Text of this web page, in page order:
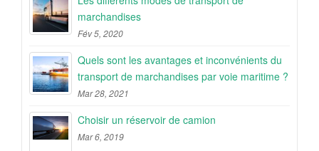
marchandises
Fév 5, 2020
Quels sont les avantages et inconvénients du
transport de marchandises par voie maritime ?
Mar 28, 2021
Choisir un réservoir de camion
Mar 6, 2019